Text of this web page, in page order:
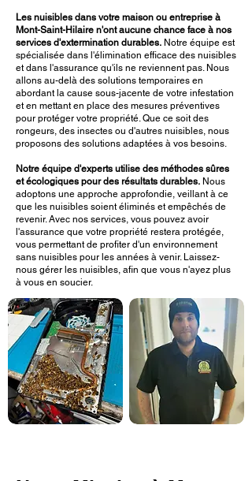
Les nuisibles dans votre maison ou entreprise à
Mont-Saint-Hilaire n'ont aucune chance face à nos
services d'extermination durables. Notre équipe est
spécialisée dans l'élimination efficace des nuisibles
et dans l'assurance qu'ils ne reviennent pas. Nous
allons au-delà des solutions temporaires en
abordant la cause sous-jacente de votre infestation
et en mettant en place des mesures préventives
pour protéger votre propriété. Que ce soit des
rongeurs, des insectes ou d'autres nuisibles, nous
proposons des solutions adaptées à vos besoins.
Notre équipe d'experts utilise des méthodes sûres
et écologiques pour des résultats durables. Nous
adoptons une approche approfondie, veillant à ce
que les nuisibles soient éliminés et empêchés de
revenir. Avec nos services, vous pouvez avoir
l'assurance que votre propriété restera protégée,
vous permettant de profiter d'un environnement
sans nuisibles pour les années à venir. Laissez-
nous gérer les nuisibles, afin que vous n'ayez plus
à vous en soucier.